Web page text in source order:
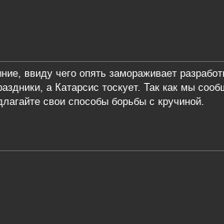
ввиду чего опять замораживает
а Катарсис тоскует. Так как мы
свои способы борьбы с кручиной.